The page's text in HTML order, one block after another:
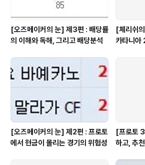
[오즈메이커의 눈] 제3편 : 배당률
의 이해와 독해, 그리고 배당분석
[체리쉬
카타니아
[오즈메이커의 눈] 제2편 : 프로토
에서 현금이 몰리는 경기의 위험성
[프로토
하고, 추